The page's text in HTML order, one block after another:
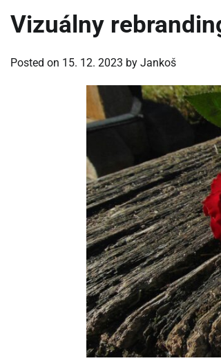
Vizuálny
Posted on 15. 12. 2023 by Jankoš